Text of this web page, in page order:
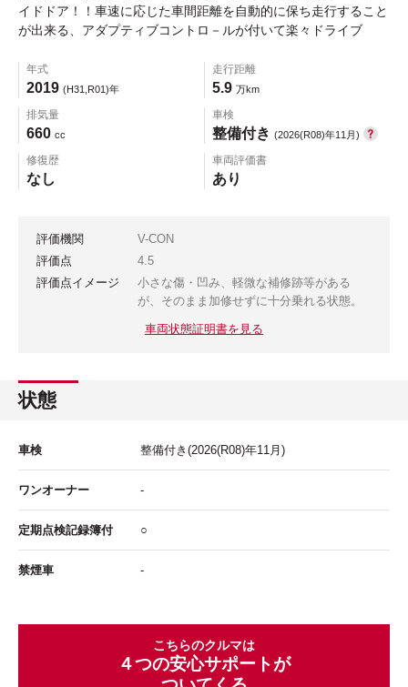
イドドア！！車速に応じた車間距離を自動的に保ち走行すること
が出来る、アダプティブコントロ－ルが付いて楽々ドライブ
年式
2019 (H31,R01)年
走行距離
5.9 万km
排気量
660 cc
車検
整備付き (2026(R08)年11月)
修復歴
なし
車両評価書
あり
評価機関
V-CON
評価点
4.5
評価点イメージ
小さな傷・凹み、軽微な補修跡等がある
が、そのまま加修せずに十分乗れる状態。
車両状態証明書を見る
状態
車検 整備付き (2026(R08)年11月)
ワンオーナー -
定期点検記録簿付 ○
禁煙車 -
こちらのクルマは
４つの安心サポートが